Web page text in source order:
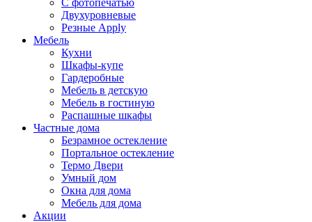
С фотопечатью
Двухуровневые
Резные Apply
Мебель
Кухни
Шкафы-купе
Гардеробные
Мебель в детскую
Мебель в гостиную
Распашные шкафы
Частные дома
Безрамное остекление
Портальное остекление
Термо Двери
Умный дом
Окна для дома
Мебель для дома
Акции